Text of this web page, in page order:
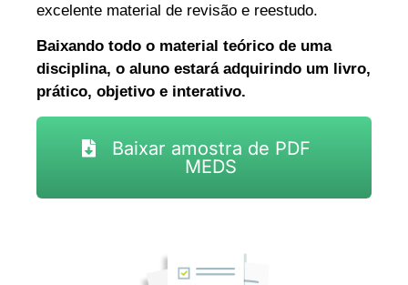
excelente material de revisão e reestudo.
Baixando todo o material teórico de uma
disciplina, o aluno estará adquirindo um livro,
prático, objetivo e interativo.
Baixar amostra de PDF
MEDS